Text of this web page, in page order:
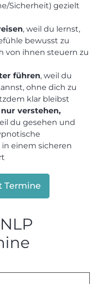
Sicherheit) gezielt
, weil du lernst,
bewusst zu
von ihnen steuern zu
führen, weil du
ohne dich zu
klar bleibst
verstehen,
du gesehen und
einem sicheren
Termine